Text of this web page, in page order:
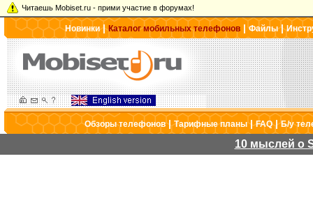
Читаешь Mobiset.ru - прими участие в форумах!
Новинки|Каталог мобильных телефонов |Файлы|
Обзоры телефонов|Тарифные планы|FAQ|Б/у
10 мыслей о